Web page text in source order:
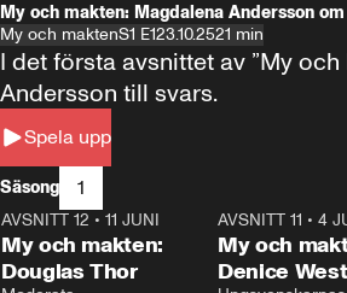
My och makten: Magdalena Andersson
My och maktenS1 E123.10.2521 min
Spela upp
I det första avsnittet av ”My
Andersson till svars.
Säsong 1
26:27
AVSNITT 12 • 11 JUNI
My och makten:
Douglas Thor
AVSNITT 11 •4
My och
Denice